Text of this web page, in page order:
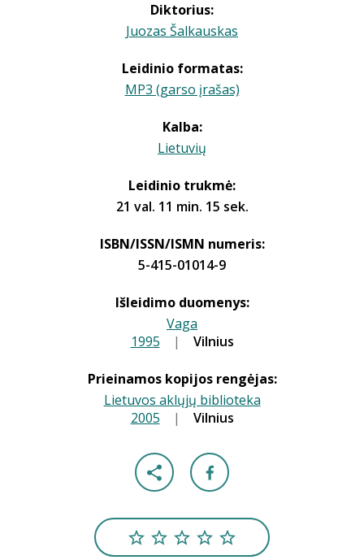
Diktorius:
Juozas Šalkauskas
Leidinio formatas:
MP3 (garso įrašas)
Kalba:
Lietuvių
Leidinio trukmė:
21 val. 11 min. 15 sek.
ISBN/ISSN/ISMN numeris:
5-415-01014-9
Išleidimo duomenys:
Vaga
1995 | Vilnius
Prieinamos kopijos rengėjas:
Lietuvos aklųjų biblioteka
2005 | Vilnius